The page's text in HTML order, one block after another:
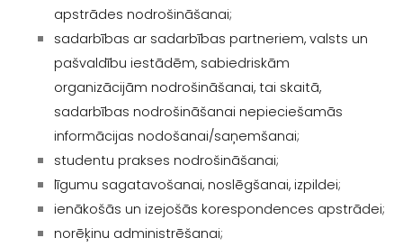
apstrādes nodrošināšanai;
sadarbības ar sadarbības partneriem, valsts un
pašvaldību iestādēm, sabiedriskām
organizācijām nodrošināšanai, tai skaitā,
sadarbības nodrošināšanai nepieciešamās
informācijas nodošanai/saņemšanai;
studentu prakses nodrošināšanai;
līgumu sagatavošanai, noslēgšanai, izpildei;
ienākošās un izejošās korespondences apstrādei;
norēķinu administrēšanai;